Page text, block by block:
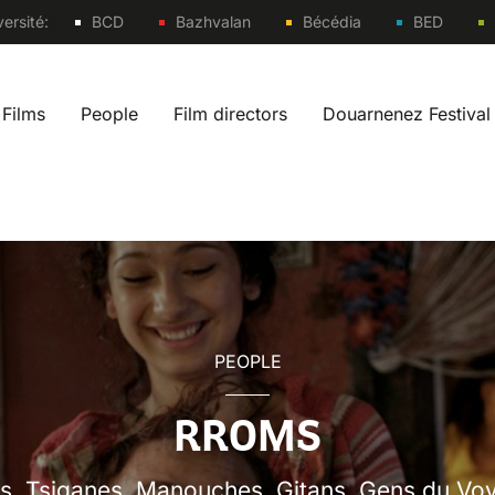
Sites
BCD Bazhvalan Bécédia BED
navigation fr
Films People Film directors Douarnenez Festival
PEOPLE
RROMS